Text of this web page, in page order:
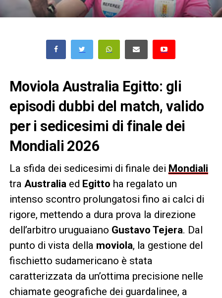
Moviola Australia Egitto: gli
episodi dubbi del match, valido
per i sedicesimi di finale dei
Mondiali 2026
La sfida dei sedicesimi di finale dei Mondiali
tra Australia ed Egitto ha regalato un
intenso scontro prolungatosi fino ai calci di
rigore, mettendo a dura prova la direzione
dell’arbitro uruguaiano Gustavo Tejera. Dal
punto di vista della moviola, la gestione del
fischietto sudamericano è stata
caratterizzata da un’ottima precisione nelle
chiamate geografiche dei guardalinee, a